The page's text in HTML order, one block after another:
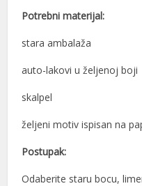
Potrebni materijal:
stara ambalaža
auto-lakovi u željenoj boji
skalpel
željeni motiv ispisan na
Postupak:
Odaberite staru bocu,